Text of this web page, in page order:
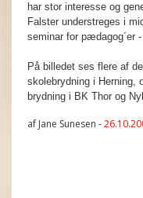
har stor interesse og
Falster understreges i
seminar for pædagog´er
På billedet ses flere af
skolebrydning i Herning,
brydning i BK Thor og
af Jane Sunesen -